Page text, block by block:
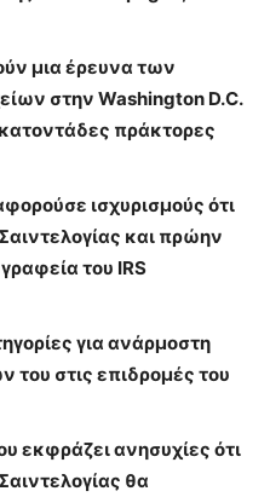
μια έρευνα των
στην Washington D.C.
πράκτορες
ισχυρισμούς ότι
και πρώην
του IRS
για ανάρμοστη
στις επιδρομές του
εκφράζει ανησυχίες ότι
θα